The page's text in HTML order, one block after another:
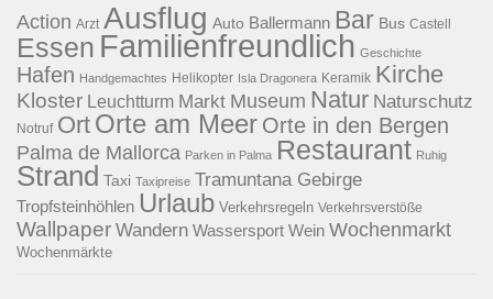
Action Arzt Ausflug Auto Ballermann Bar Bus Castell
Essen Familienfreundlich Geschichte
Hafen Handgemachtes Helikopter Isla Dragonera Keramik Kirche
Kloster Leuchtturm Markt Museum Natur Naturschutz
Notruf Ort Orte am Meer Orte in den Bergen
Palma de Mallorca Parken in Palma Restaurant Ruhig
Strand Taxi Taxipreise Tramuntana Gebirge
Tropfsteinhöhlen Urlaub Verkehrsregeln Verkehrsverstöße
Wallpaper Wandern Wassersport Wein Wochenmarkt
Wochenmärkte